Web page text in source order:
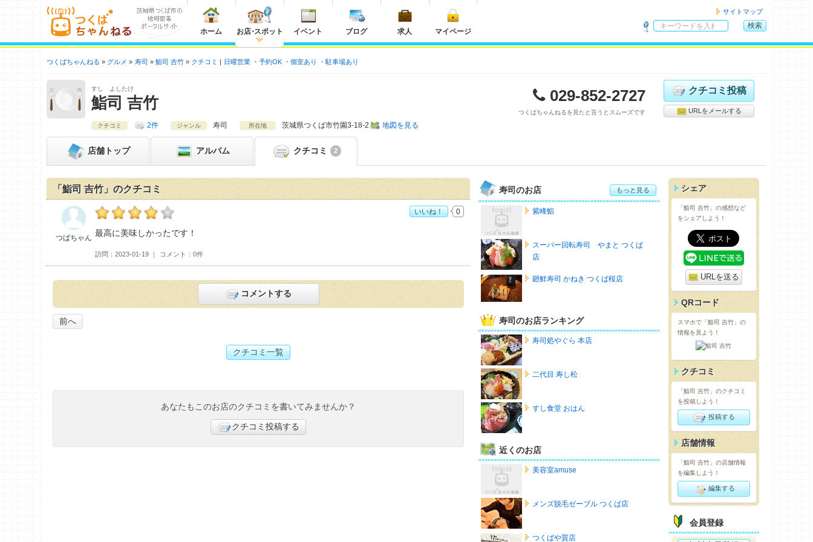
ホーム お店・スポット イベント ブログ 求人 マイページ
サイトマップ
内
索
検索
つくばちゃんねる グルメ 寿司 鮨司 吉竹 クチコミ 日曜営業 予約OK 個室あり 駐車場あり
すし よしたけ
鮨司 吉竹 029-852-2727
つくばちゃんねるを見たと言うとスムーズです
クチコミ投稿
URLをメールする
クチコミ 2件 ジャンル 寿司 所在地 茨城県つくば市竹園3-18-2 地図を見る
店舗 トップ アルバム クチコミ 2
「鮨司 吉竹」のクチコミ
つばちゃんの鮨司 吉竹おすすめ度：
最高に美味しかったです！
訪問 2023-01-19 コメント 0件
つばちゃん
いいね！ 0
コメントする
前へ
クチコミ一覧
あなたもこのお店のクチコミを書いてみませんか？
クチコミ投稿する
寿司のお店 もっと見る
紫峰鮨
スーパー回転寿司 やまと つくば
店
廻鮮寿司 かねき つくば桜店
寿司のお店ランキング
寿司処やぐら 本店
二代目 寿し松
すし食堂 おはん
近くのお店
美容室amuse
メンズ脱毛ゼーブル つくば店
つくばや質店
シェア
「鮨司 吉竹」の感想など
をシェアしよう！
URLを送る
QRコード
スマホで「鮨司 吉竹」の
情報を見よう！
クチコミ
「鮨司 吉竹」のクチコミ
を投稿しよう！
投稿する
店舗情報
「鮨司 吉竹」の店舗情報
を編集しよう！
編集する
会員登録